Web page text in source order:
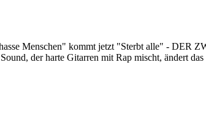
Menschen" kommt jetzt "Sterbt alle" - DER
der harte Gitarren mit Rap mischt, ändert